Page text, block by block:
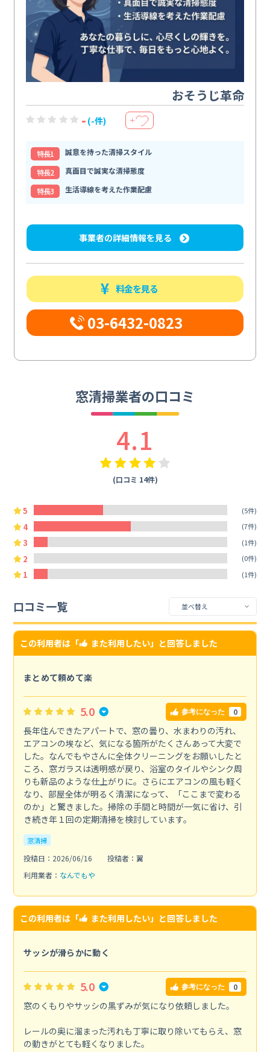
おそうじ革命
- (-件) ＋
特⻑1
誠意を持った清掃スタイル
特⻑2
真面目で誠実な清掃態度
特⻑3
生活導線を考えた作業配慮
事業者の詳細情報を見る
料金を見る
03-6432-0823
窓清掃業者の口コミ
4.1
(口コミ 14件)
5 (5件)
4 (7件)
3 (1件)
2 (0件)
1 (1件)
口コミ一覧
この利用者は「 また利用したい」と回答しました
まとめて頼めて楽
5.0 参考になった 0
長年住んできたアパートで、窓の曇り、水まわりの汚れ、
エアコンの埃など、気になる箇所がたくさんあって大変で
した。なんでもやさんに全体クリーニングをお願いしたと
ころ、窓ガラスは透明感が戻り、浴室のタイルやシンク周
りも新品のような仕上がりに。さらにエアコンの風も軽く
なり、部屋全体が明るく清潔になって、「ここまで変わる
のか」と驚きました。掃除の手間と時間が一気に省け、引
き続き年１回の定期清掃を検討しています。
窓清掃
投稿日：2026/06/16
投稿者：翼
利用業者： なんでもや
この利用者は「 また利用したい」と回答しました
サッシが滑らかに動く
5.0 参考になった 0
窓のくもりやサッシの黒ずみが気になり依頼しました。
レールの奥に溜まった汚れも丁寧に取り除いてもらえ、窓
の動きがとても軽くなりました。